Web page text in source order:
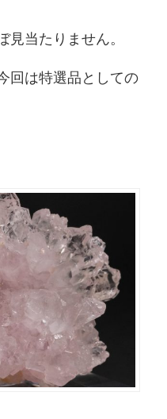
当たりません。
回は特選品としての